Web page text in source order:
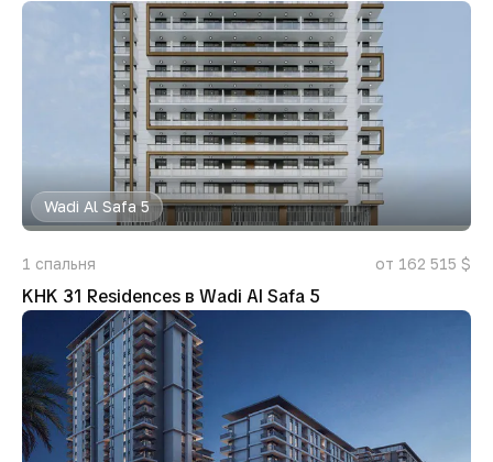
Wadi Al Safa 5
1 спальня от 162 515 $
KHK 31 Residences в Wadi Al Safa 5